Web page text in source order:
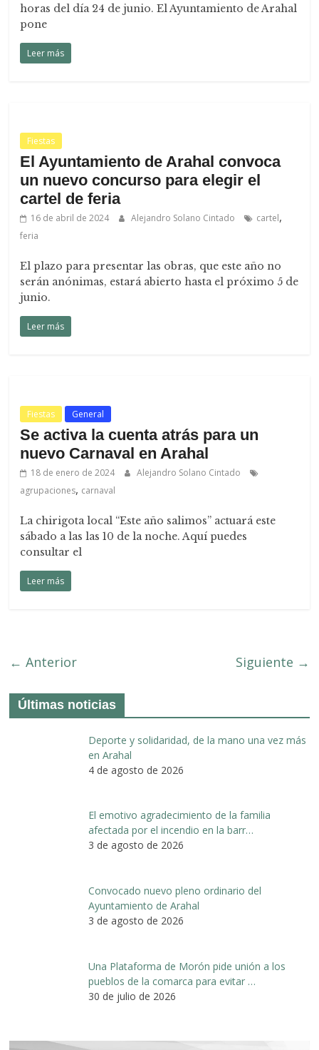
horas del día 24 de junio. El Ayuntamiento de Arahal
pone
Leer más
Fiestas
El Ayuntamiento de Arahal convoca
un nuevo concurso para elegir el
cartel de feria
16 de abril de 2024 Alejandro Solano Cintado cartel,
feria
El plazo para presentar las obras, que este año no
serán anónimas, estará abierto hasta el próximo 5 de
junio.
Leer más
Fiestas General
Se activa la cuenta atrás para un
nuevo Carnaval en Arahal
18 de enero de 2024
Alejandro Solano Cintado
agrupaciones, carnaval
La chirigota local “Este año salimos” actuará este
sábado a las las 10 de la noche. Aquí puedes
consultar el
Leer más
← Anterior Siguiente →
Últimas noticias
Deporte y solidaridad, de la mano una vez más
en Arahal
4 de agosto de 2026
El emotivo agradecimiento de la familia
afectada por el incendio en la barr…
3 de agosto de 2026
Convocado nuevo pleno ordinario del
Ayuntamiento de Arahal
3 de agosto de 2026
Una Plataforma de Morón pide unión a los
pueblos de la comarca para evitar …
30 de julio de 2026